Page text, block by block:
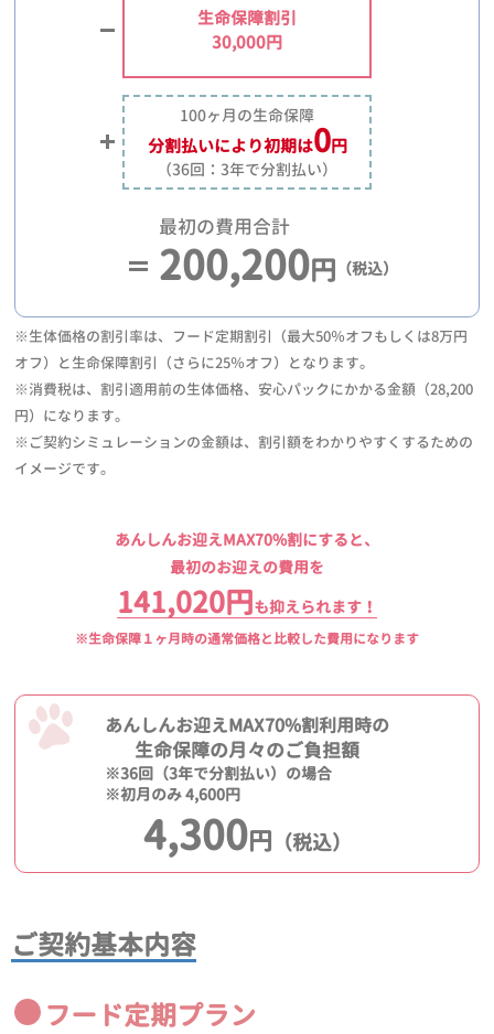
生命保障割引
30,000円
100ヶ月の生命保障
分割払いにより初期は0円
（36回：3年で分割払い）
最初の費用合計
200,200円 （税込）
※生体価格の割引率は、フード定期割引（最大50％オフもしくは8万円
オフ）と生命保障割引（さらに25％オフ）となります。
※消費税は、割引適用前の生体価格、安心パックにかかる金額（28,200
円）になります。
※ご契約シミュレーションの金額は、割引額をわかりやすくするための
イメージです。
あんしんお迎えMAX70%割にすると、
最初のお迎えの費用を
141,020円も抑えられます！
※生命保障１ヶ月時の通常価格と比較した費用になります
あんしんお迎えMAX70%割利用時の
生命保障の月々のご負担額
※36回（3年で分割払い）の場合
※初月のみ 4,600円
4,300円 （税込）
ご契約基本内容
フード定期プラン